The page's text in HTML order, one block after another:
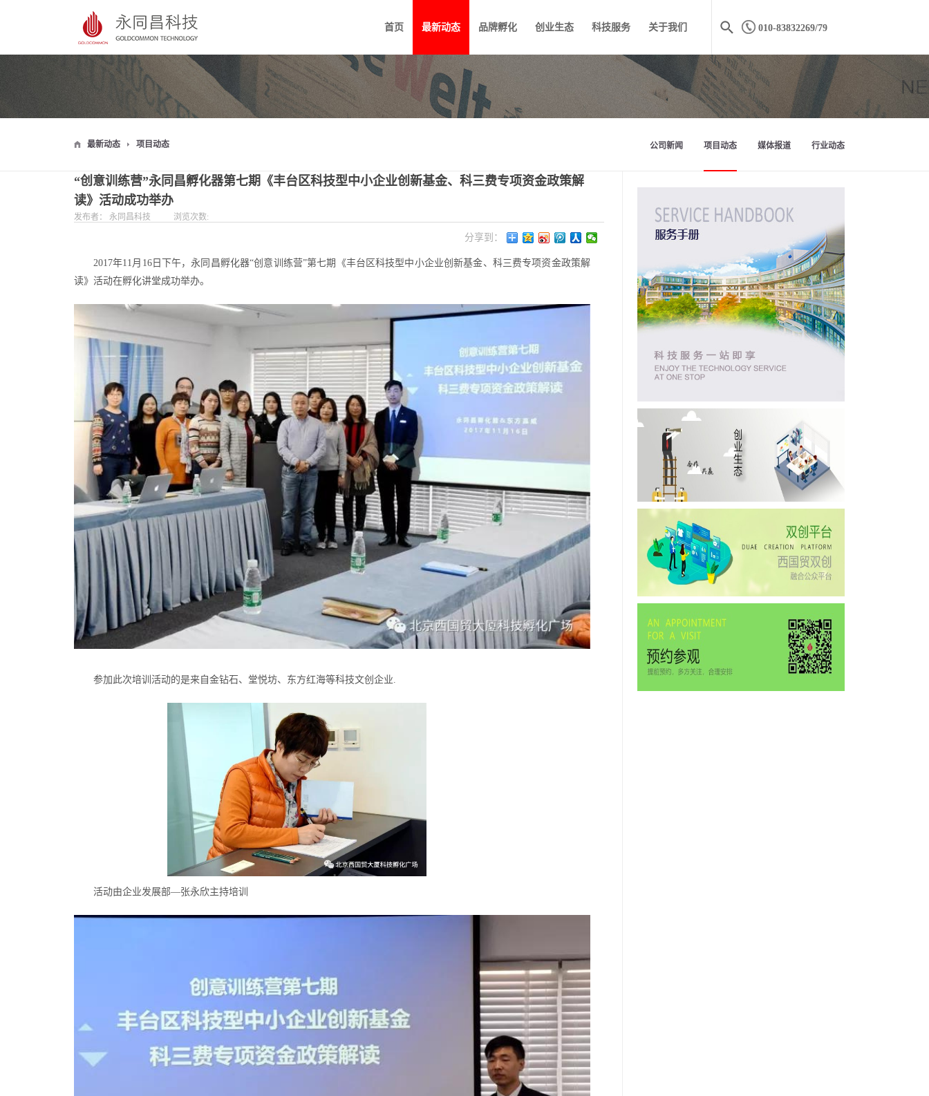
010-83832269/79
首页 最新动态 品牌孵化 创业生态 科技服务 关于我们
最新动态 项目动态 公司新闻 项目动态 媒体报道 行业动态
“创意训练营”永同昌孵化器第七期《丰台区科技型中小企业创新基金、科三费专项资金政策解
读》活动成功举办
发布者： 永同昌科技 浏览次数:
分享到：
2017年11月16日下午，永同昌孵化器“创意训练营”第七期《丰台区科技型中小企业创新基金、科三费专项资金政策解
读》活动在孵化讲堂成功举办。
参加此次培训活动的是来自金钻石、堂悦坊、东方红海等科技文创企业.
活动由企业发展部—张永欣主持培训